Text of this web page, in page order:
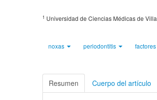
1 Universidad de Ciencias Médicas de
noxas periodontitis
Resumen Cuerpo del artículo